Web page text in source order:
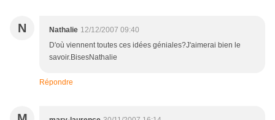
N Nathalie 12/12/2007 09:40
D'où viennent toutes ces idées géniales?J'aimerai bien le
savoir.BisesNathalie
Répondre